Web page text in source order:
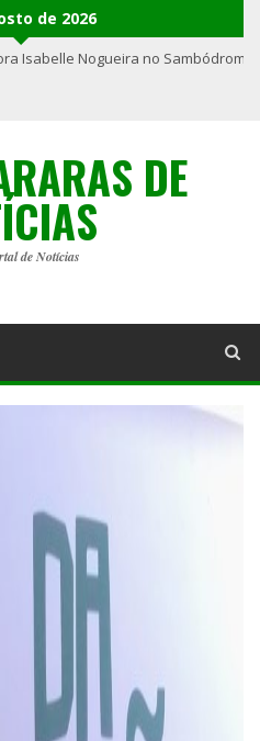
de 2026
Isabelle Nogueira no
DE
de Notícias